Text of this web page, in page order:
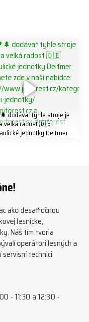
dodávat tyhle stroje je
velká radost 🇩🇪
jednotky Deitmer
#deitmer
ako desaťročnou
lesnícke,
Náš tím tvoria
operátori lesných a
technici.
- 11:30 a 12:30 -